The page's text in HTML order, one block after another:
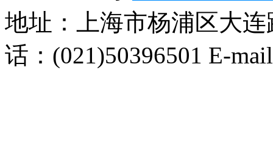
地址：上海市杨浦区大连
话：(021)50396501 E-